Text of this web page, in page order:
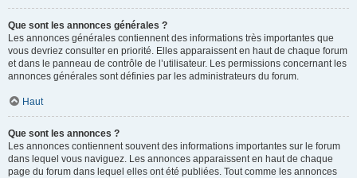
Que sont les annonces générales ?
Les annonces générales contiennent des informations très importantes que
vous devriez consulter en priorité. Elles apparaissent en haut de chaque forum
et dans le panneau de contrôle de l’utilisateur. Les permissions concernant les
annonces générales sont définies par les administrateurs du forum.
Haut
Que sont les annonces ?
Les annonces contiennent souvent des informations importantes sur le forum
dans lequel vous naviguez. Les annonces apparaissent en haut de chaque
page du forum dans lequel elles ont été publiées. Tout comme les annonces